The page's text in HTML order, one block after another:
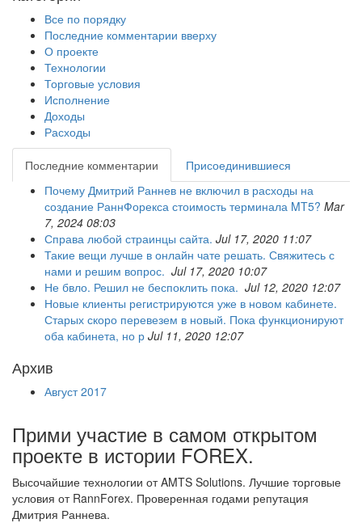
Все по порядку
Последние комментарии вверху
О проекте
Технологии
Торговые условия
Исполнение
Доходы
Расходы
Последние комментарии
Присоединившиеся
Почему Дмитрий Раннев не включил в расходы на
создание РаннФорекса стоимость терминала MT5? Mar
7, 2024 08:03
Справа любой страинцы сайта. Jul 17, 2020 11:07
Такие вещи лучше в онлайн чате решать. Свяжитесь с
нами и решим вопрос. Jul 17, 2020 10:07
Не бвло. Решил не беспоклить пока. Jul 12, 2020 12:07
Новые клиенты регистрируются уже в новом кабинете.
Старых скоро перевезем в новый. Пока функционируют
оба кабинета, но р Jul 11, 2020 12:07
Архив
Август 2017
Прими участие в самом открытом
проекте в истории FOREX.
Высочайшие технологии от AMTS Solutions. Лучшие торговые
условия от RannForex. Проверенная годами репутация
Дмитрия Раннева.